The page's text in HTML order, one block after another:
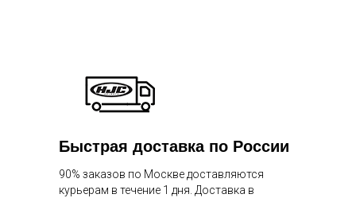
90% заказов по Москве доставляются
курьерам в течение 1 дня. Доставка в
Быстрая доставка по России